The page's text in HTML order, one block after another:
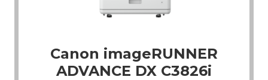
Canon imageRUNNER
ADVANCE DX C3826i